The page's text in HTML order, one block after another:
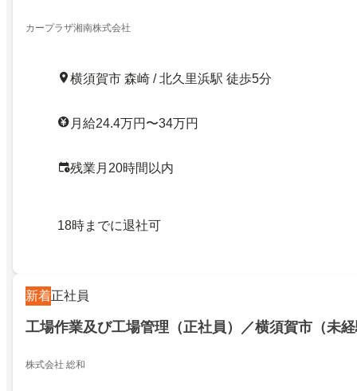
カープラザ湘南株式会社
横須賀市 森崎 / 北久里浜駅 徒歩5分
月給24.4万円〜34万円
残業月20時間以内
18時までに退社可
新着正社員
工場作業及び工場管理（正社員）／横須賀市（未
株式会社 総和